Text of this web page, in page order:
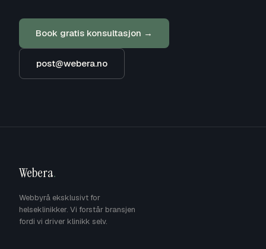
Book gratis konsultasjon →
post@webera.no
Webera.
Webbyrå eksklusivt for
helseklinikker. Vi forstår bransjen
fordi vi driver klinikk selv.